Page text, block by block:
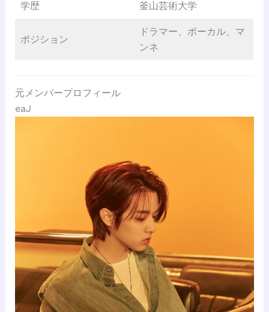
学歴 釜山芸術大学
ポジション
ドラマー、ボーカル、マ
ンネ
元メンバープロフィール
eaJ